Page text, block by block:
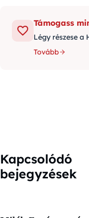
Támogass
Légy részese a
Tovább
Kapcsolódó
bejegyzések